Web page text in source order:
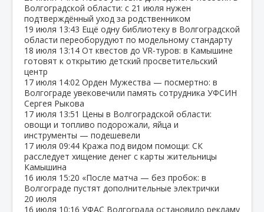
Волгоградской области: с 21 июля нужен
подтверждённый уход за родственником
19 июля 13:43 Ещё одну библиотеку в Волгоградской
области переоборудуют по модельному стандарту
18 июля 13:14 От квестов до VR‑туров: в Камышине
готовят к открытию детский просветительский
центр
17 июля 14:02 Орден Мужества — посмертно: в
Волгограде увековечили память сотрудника УФСИН
Сергея Рыкова
17 июля 13:51 Цены в Волгоградской области:
овощи и топливо подорожали, яйца и
инструменты — подешевели
17 июля 09:44 Кража под видом помощи: СК
расследует хищение денег с карты жительницы
Камышина
16 июля 15:20 «После матча — без пробок: в
Волгограде пустят дополнительные электрички
20 июля
16 июля 10:16 УФАС Волгограда остановило рекламу